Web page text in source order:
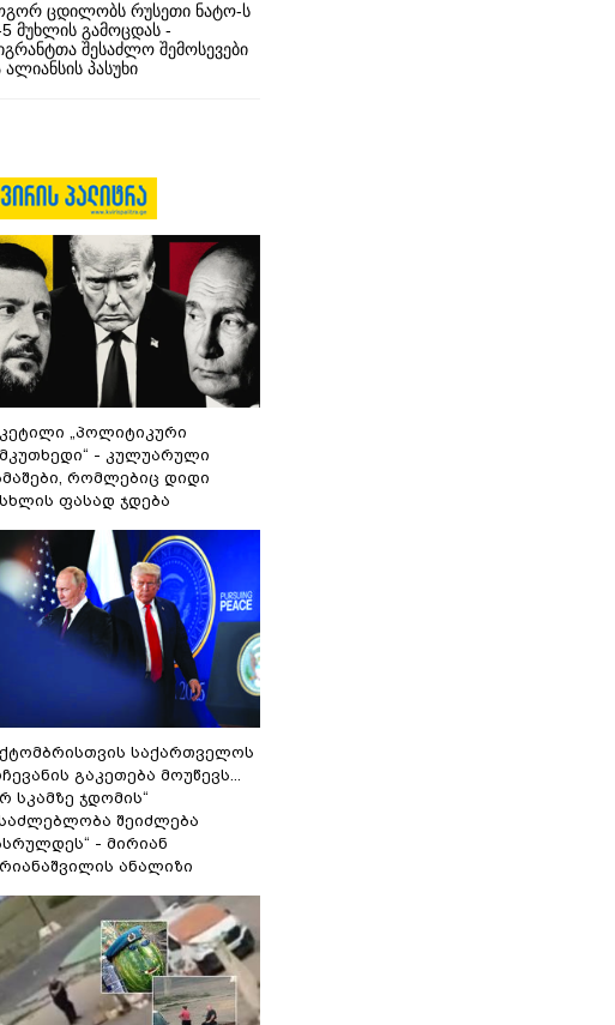
ცდილობს რუსეთი ნატო-ს
5 მუხლის გამოცდას -
შესაძლო შემოსევები
პასუხი
„პოლიტიკური
- კულუარული
რომლებიც დიდი
ფასად ჯდება
საქართველოს
გაკეთება მოუწევს...
სკამზე ჯდომის“
შეიძლება
- მირიან
ანალიზი